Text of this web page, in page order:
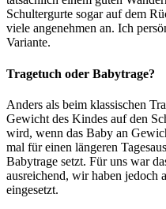
Schultergurte sogar auf dem
viele angenehmen an. Ich
Variante.
Tragetuch oder Babytrage?
Anders als beim klassischen
Gewicht des Kindes auf den
wird, wenn das Baby an
mal für einen längeren
Babytrage setzt. Für uns war
ausreichend, wir haben jedoch
eingesetzt.